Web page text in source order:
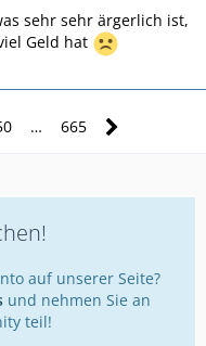
sehr sehr ärgerlich ist,
Geld hat
… 665
auf unserer Seite?
und nehmen Sie an
teil!